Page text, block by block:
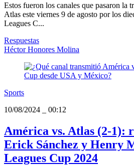
Estos fueron los canales que pasaron la
Atlas este viernes 9 de agosto por los
Leagues C...
Respuestas
Héctor Honores Molina
Sports
10/08/2024
00:12
América vs. Atlas (2-1):
Erick Sánchez y Henry
Leagues Cup 2024